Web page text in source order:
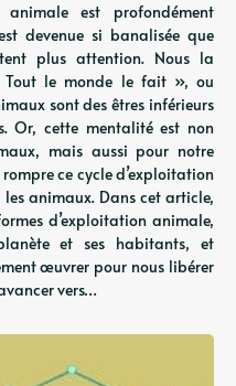
animale est profondément
devenue si banalisée que
plus attention. Nous la
le monde le fait », ou
sont des êtres inférieurs
Or, cette mentalité est non
mais aussi pour notre
ce cycle d’exploitation
animaux. Dans cet article,
d’exploitation animale,
et ses habitants, et
œuvrer pour nous libérer
vers…